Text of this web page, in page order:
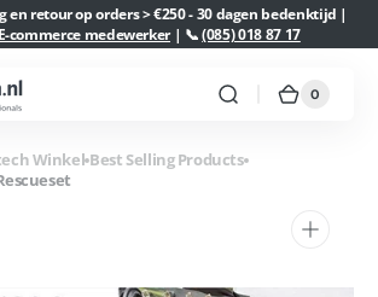
en retour op orders > €250 - 30 dagen bedenktijd |
commerce medewerker| 📞(085) 018 87 17
0
0
Winkel Best Selling Products